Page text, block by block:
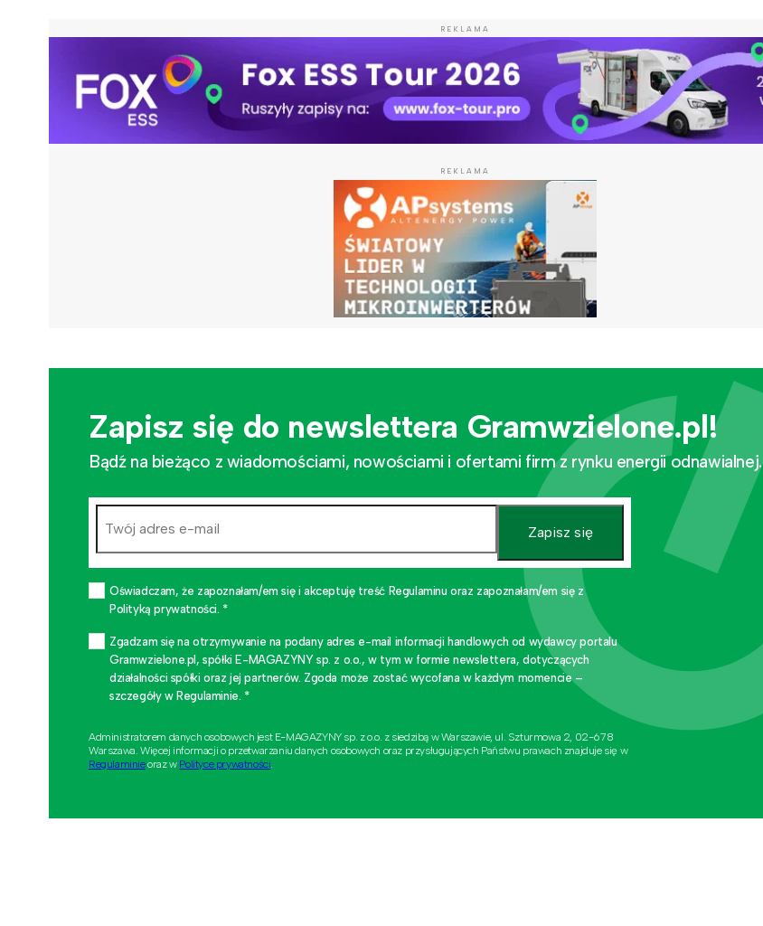
REKLAMA
REKLAMA
Zapisz się do newslettera Gramwzielone.pl!
Bądź na bieżąco z wiadomościami, nowościami i ofertami firm z rynku energii odnawialnej.
Zapisz się
Oświadczam, że zapoznałam/em się i akceptuję treść Regulaminu oraz zapoznałam/em się z
Polityką prywatności. *
Zgadzam się na otrzymywanie na podany adres e-mail informacji handlowych od wydawcy portalu
Gramwzielone.pl, spółki E-MAGAZYNY sp. z o.o., w tym w formie newslettera, dotyczących
działalności spółki oraz jej partnerów. Zgoda może zostać wycofana w każdym momencie –
szczegóły w Regulaminie. *
Administratorem danych osobowych jest E-MAGAZYNY sp. z o.o. z siedzibą w Warszawie, ul. Szturmowa 2, 02-678
Warszawa. Więcej informacji o przetwarzaniu danych osobowych oraz przysługujących Państwu prawach znajduje się w
Regulaminieoraz w Polityce prywatności.